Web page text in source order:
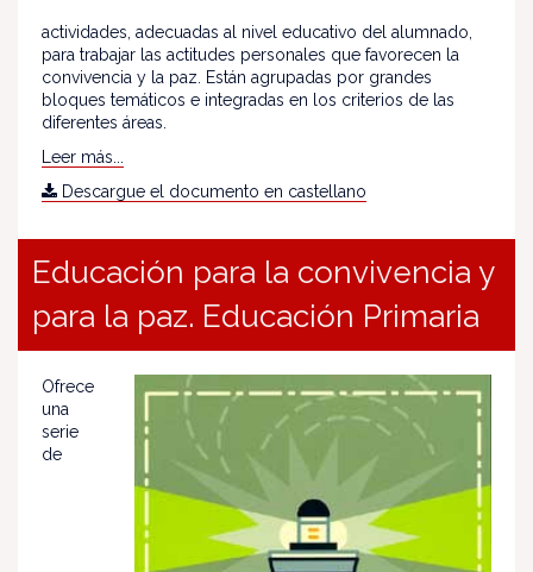
actividades, adecuadas al nivel educativo del alumnado,
para trabajar las actitudes personales que favorecen la
convivencia y la paz. Están agrupadas por grandes
bloques temáticos e integradas en los criterios de las
diferentes áreas.
Leer más...
Descargue el documento en castellano
Educación para la convivencia y
para la paz. Educación Primaria
Ofrece
una
serie
de